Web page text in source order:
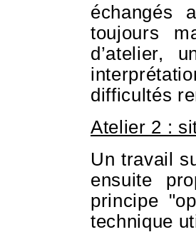
échangés
toujours
d’atelier,
difficultés
Atelier 2 :
Un travail
ensuite
principe
technique